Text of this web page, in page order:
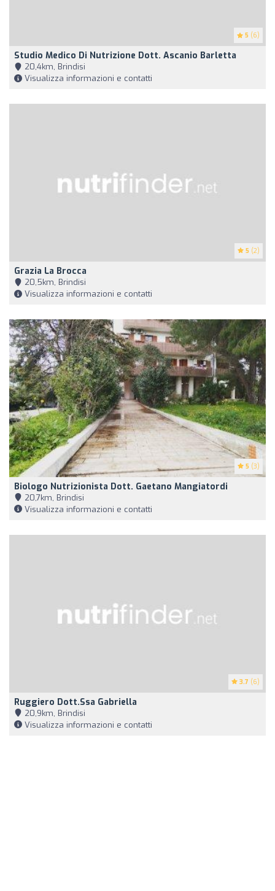
5 (6)
Studio Medico Di Nutrizione Dott. Ascanio Barletta
20,4km, Brindisi
Visualizza informazioni e contatti
5 (2)
Grazia La Brocca
20,5km, Brindisi
Visualizza informazioni e contatti
5 (3)
Biologo Nutrizionista Dott. Gaetano Mangiatordi
20,7km, Brindisi
Visualizza informazioni e contatti
3.7 (6)
Ruggiero Dott.ssa Gabriella
20,9km, Brindisi
Visualizza informazioni e contatti